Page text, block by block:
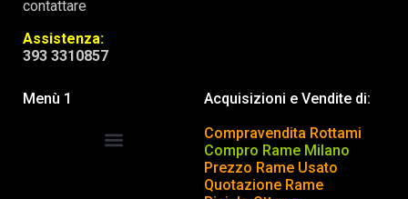
contattare
Assistenza:
393 3310857
Menù 1
Acquisizioni e Vendite di:
Compravendita Rottami
Compro Rame Milano
Prezzo Rame Usato
Quotazione Rame